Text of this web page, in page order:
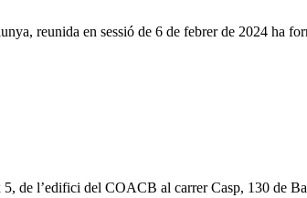
reunida en sessió de 6 de febrer de 2024 ha
de l’edifici del COACB al carrer Casp, 130 de